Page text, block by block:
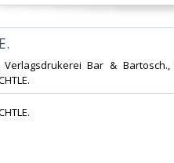
Verlagsdrukerei Bar &